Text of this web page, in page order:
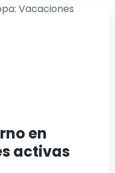
en
activas